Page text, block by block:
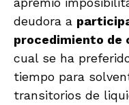
deudora a
procedimiento de
cual se ha
tiempo para
transitorios de